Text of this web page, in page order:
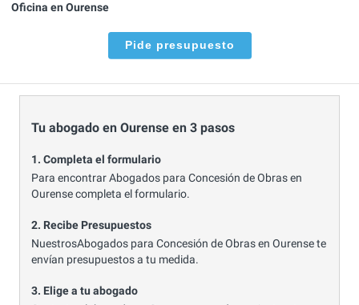
Oficina en Ourense
Pide presupuesto
Tu abogado en Ourense en 3 pasos
1. Completa el formulario
Para encontrar Abogados para Concesión de Obras en
Ourense completa el formulario.
2. Recibe Presupuestos
NuestrosAbogados para Concesión de Obras en Ourense te
envían presupuestos a tu medida.
3. Elige a tu abogado